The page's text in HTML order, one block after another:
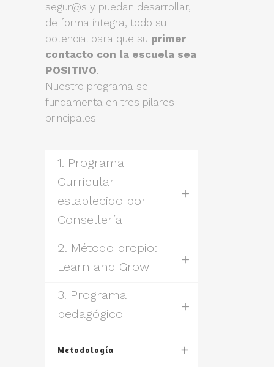
segur@s y puedan desarrollar,
de forma íntegra, todo su
potencial para que su primer
contacto con la escuela sea
POSITIVO.
Nuestro programa se
fundamenta en tres pilares
principales
1. Programa
Curricular
establecido por
Consellería
2. Método propio:
Learn and Grow
3. Programa
pedagógico
Metodología